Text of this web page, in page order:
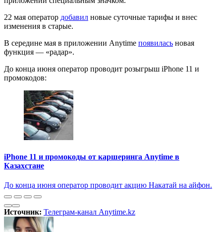
22 мая оператор добавил новые суточные тарифы и внес
изменения в старые.
В середине мая в приложении Anytime появилась новая
функция — «радар».
До конца июня оператор проводит розыгрыш iPhone 11 и
промокодов:
iPhone 11 и промокоды от каршеринга Anytime в
Казахстане
До конца июня оператор проводит акцию Накатай на айфон.
Источник: Телеграм-канал Anytime.kz